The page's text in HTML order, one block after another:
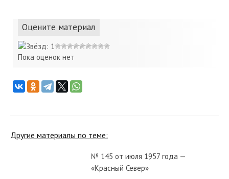
Оцените материал
Пока оценок нет
Другие материалы по теме:
№ 145 от июля 1957 года —
«Красный Север»